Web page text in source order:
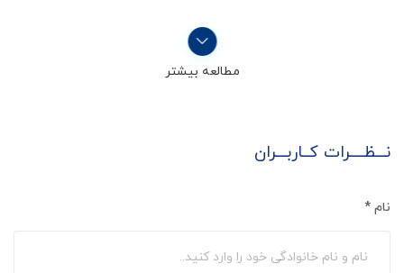
مطالعه بیشتر
نـــظــــرات کــاربـــران
نام *